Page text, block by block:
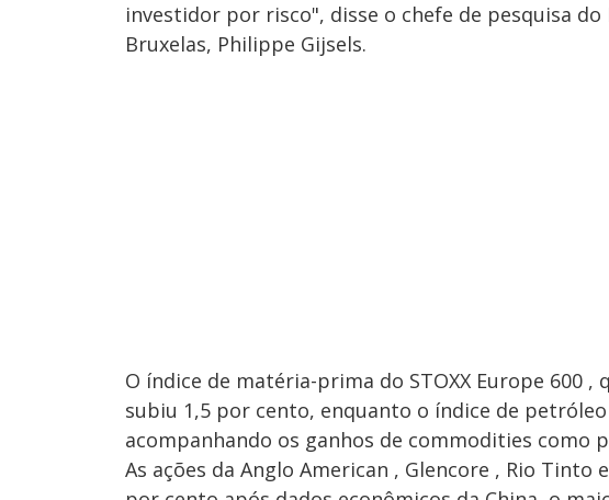
investidor por risco", disse o chefe de pesquisa
Bruxelas, Philippe Gijsels.
O índice de matéria-prima do STOXX Europe 600
subiu 1,5 por cento, enquanto o índice de
acompanhando os ganhos de commodities como
As ações da Anglo American , Glencore , Rio Tinto